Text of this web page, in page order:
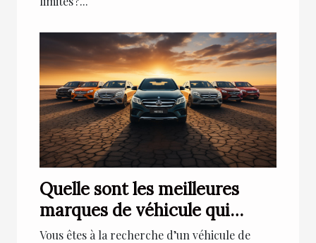
Quelle sont les meilleures
marques de véhicule qui
existent au monde ?
Vous êtes à la recherche d’un véhicule de